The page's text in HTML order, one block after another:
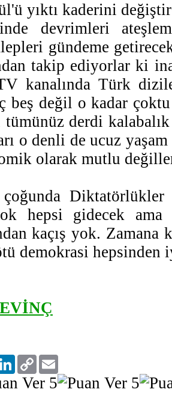
yıktı kaderini
devrimleri
gündeme
takip ediyorlar ki
kanalında Türk
beş değil o kadar
tümünüz derdi
o denli de ucuz
olarak mutlu
Diktatörlükler
hepsi gidecek ama
kaçış yok. Zamana
demokrasi hepsinden
LinkedIn
Copy
Link